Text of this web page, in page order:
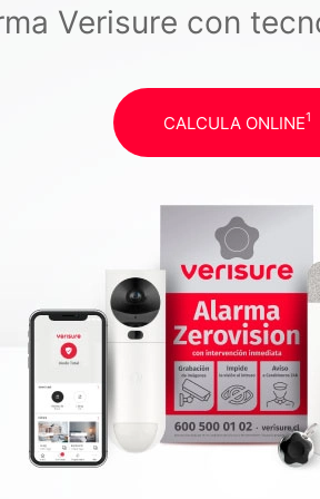
Verisure con
CALCULA ONLINE1